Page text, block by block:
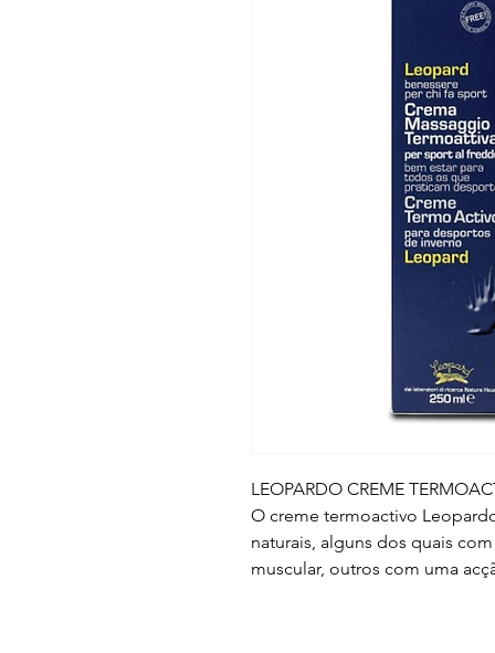
LEOPARDO CREME
O creme termoactivo
naturais, alguns dos quais
muscular, outros com uma